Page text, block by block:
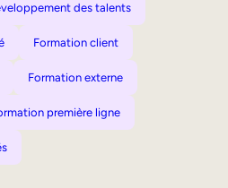
des talents
Formation client
Formation externe
première ligne